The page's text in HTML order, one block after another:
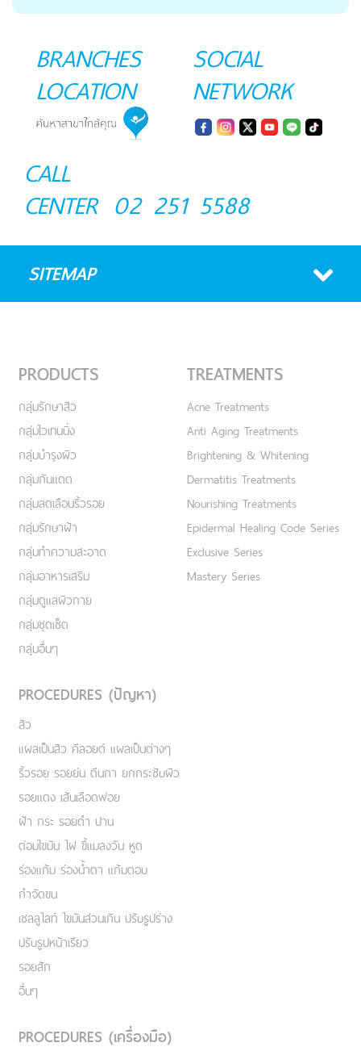
BRANCHES
LOCATION
SOCIAL
NETWORK
CALL
CENTER 02 251 5588
SITEMAP
PRODUCTS
กลุ่มรักษาสิว
กลุ่มไวเทนนิ่ง
กลุ่มบำรุงผิว
กลุ่มกันแดด
กลุ่มลดเลือนริ้วรอย
กลุ่มรักษาฝ้า
กลุ่มทำความสะอาด
กลุ่มอาหารเสริม
กลุ่มดูแลผิวกาย
กลุ่มชุดเซ็ต
กลุ่มอื่นๆ
TREATMENTS
Acne Treatments
Anti Aging Treatments
Brightening & Whitening
Dermatitis Treatments
Nourishing Treatments
Epidermal Healing Code Series
Exclusive Series
Mastery Series
PROCEDURES (ปัญหา)
สิว
แผลเป็นสิว คีลอยด์ แผลเป็นต่างๆ
ริ้วรอย รอยย่น ตีนกา ยกกระชับผิว
รอยแดง เส้นเลือดฟอย
ฝ้า กระ รอยดำ ปาน
ต่อมไขมัน ไฝ ขี้แมลงวัน หูด
ร่องแก้ม ร่องน้ำตา แก้มตอบ
กำจัดขน
เชลลูไลท์ ไขมันส่วนเกิน ปรับรูปร่าง
ปรับรูปหน้าเรียว
รอยสัก
อื่นๆ
PROCEDURES (เครื่องมือ)